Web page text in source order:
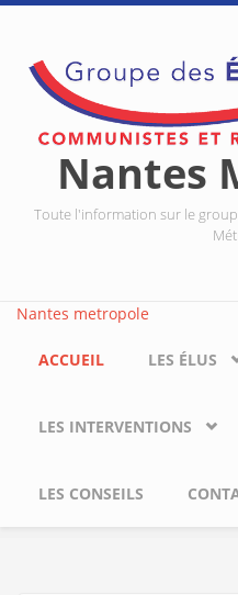
Aller au contenu principal
Nantes
Toute l'information sur le
Nantes metropole
ACCUEIL LES ÉLUS
LES INTERVENTIONS
LES CONSEILS